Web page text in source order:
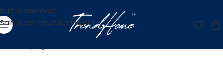
Salt la navigare
Salt la conținutul principal